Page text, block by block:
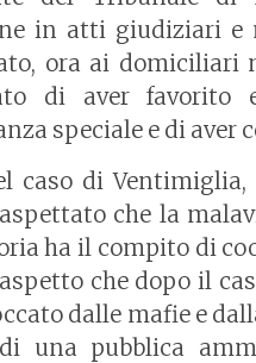
in atti giudiziari e
ora ai domiciliari
di aver favorito
speciale e di aver
caso di
aspettato che la
ha il compito di
che dopo il
dalle mafie e
una pubblica